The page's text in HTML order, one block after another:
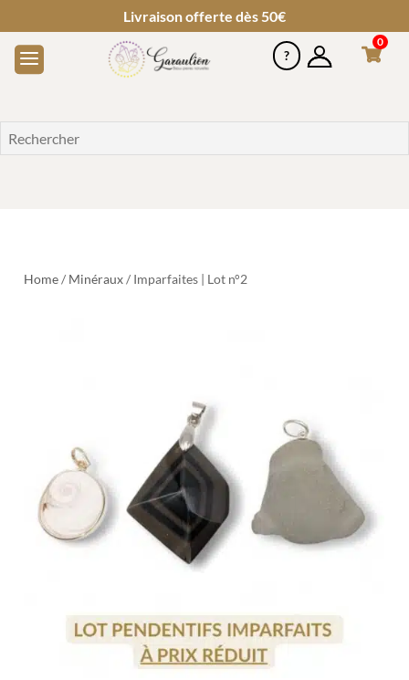
Livraison offerte dès 50€
0
Home/ Minéraux/ Imparfaites | Lot n°2